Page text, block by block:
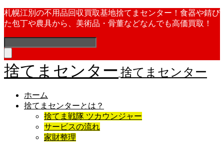
札幌江別の不用品回収買取基地捨てまセンター！食器や錆び
た包丁や農具から、美術品・骨董などなんでも高価買取！
捨てまセンター 捨てまセンター
ホーム
捨てまセンターとは？
捨てま戦隊 ツカウンジャー
サービスの流れ
家財整理